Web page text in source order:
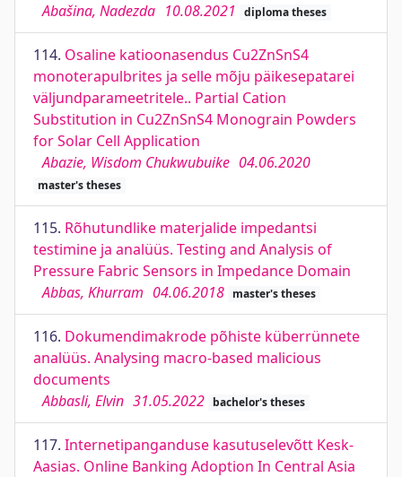
Abašina, Nadezda 10.08.2021 diploma theses
114. Osaline katioonasendus Cu2ZnSnS4
monoterapulbrites ja selle mõju päikesepatarei
väljundparameetritele.. Partial Cation
Substitution in Cu2ZnSnS4 Monograin Powders
for Solar Cell Application
Abazie, Wisdom Chukwubuike 04.06.2020
master's theses
115. Rõhutundlike materjalide impedantsi
testimine ja analüüs. Testing and Analysis of
Pressure Fabric Sensors in Impedance Domain
Abbas, Khurram 04.06.2018 master's theses
116. Dokumendimakrode põhiste küberrünnete
analüüs. Analysing macro-based malicious
documents
Abbasli, Elvin 31.05.2022 bachelor's theses
117. Internetipanganduse kasutuselevõtt Kesk-
Aasias. Online Banking Adoption In Central Asia